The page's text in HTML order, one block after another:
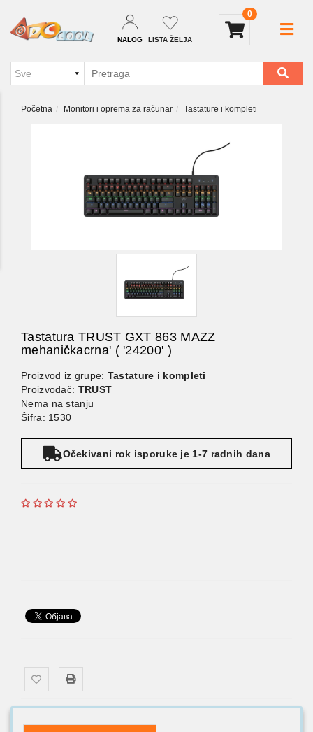
NALOG LISTA ŽELJA
0
Početna Monitori i oprema za računar Tastature i kompleti
Tastatura TRUST GXT 863 MAZZ
mehaničkacrna' ( '24200' )
Proizvod iz grupe: Tastature i kompleti
Proizvođač: TRUST
Nema na stanju
Šifra: 1530
Očekivani rok isporuke je 1-7 radnih dana